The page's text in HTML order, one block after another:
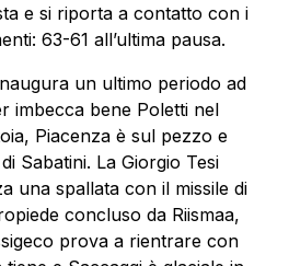
e si riporta a contatto con i
63-61 all’ultima pausa.
un ultimo periodo ad
imbecca bene Poletti nel
Piacenza è sul pezzo e
Sabatini. La Giorgio Tesi
una spallata con il missile di
concluso da Riismaa,
prova a rientrare con